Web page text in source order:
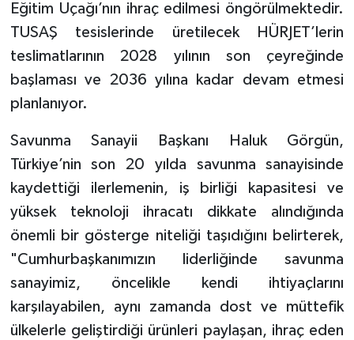
Eğitim Uçağı’nın ihraç edilmesi öngörülmektedir.
TUSAŞ tesislerinde üretilecek HÜRJET’lerin
teslimatlarının 2028 yılının son çeyreğinde
başlaması ve 2036 yılına kadar devam etmesi
planlanıyor.
Savunma Sanayii Başkanı Haluk Görgün,
Türkiye’nin son 20 yılda savunma sanayisinde
kaydettiği ilerlemenin, iş birliği kapasitesi ve
yüksek teknoloji ihracatı dikkate alındığında
önemli bir gösterge niteliği taşıdığını belirterek,
"Cumhurbaşkanımızın liderliğinde savunma
sanayimiz, öncelikle kendi ihtiyaçlarını
karşılayabilen, aynı zamanda dost ve müttefik
ülkelerle geliştirdiği ürünleri paylaşan, ihraç eden